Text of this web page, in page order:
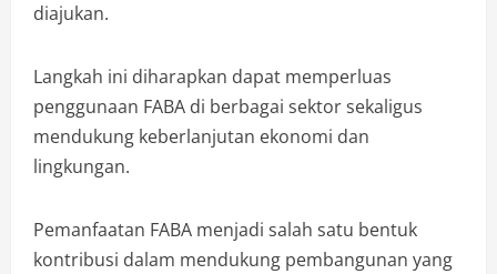
diajukan.
Langkah ini diharapkan dapat memperluas
penggunaan FABA di berbagai sektor sekaligus
mendukung keberlanjutan ekonomi dan
lingkungan.
Pemanfaatan FABA menjadi salah satu bentuk
kontribusi dalam mendukung pembangunan yang